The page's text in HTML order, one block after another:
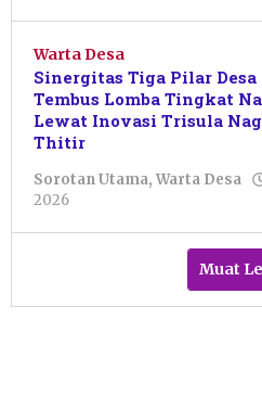
Primanto
Warta Desa
Sinergitas Tiga Pilar Desa
Tembus Lomba Tingkat
Lewat Inovasi Trisula
Thitir
Sorotan Utama, Warta Desa
2026
Sudar
Muat